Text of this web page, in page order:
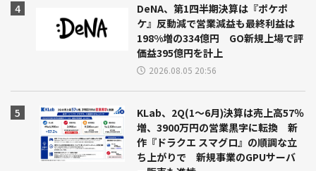
DeNA、第1四半期決算は『ポケポ
ケ』反動減で営業減益も最終利益は
198%増の334億円 GO新規上場で評
価益395億円を計上
2026.08.05 20:56
KLab、2Q(1～6月)決算は売上高57％
増、3900万円の営業黒字に転換 新
作『ドラクエ スマグロ』の順調な立
ち上がりで 新規事業のGPUサーバ